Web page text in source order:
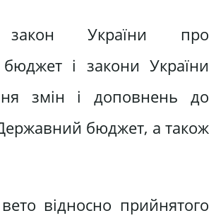
закон України про
і закони України
змін і доповнень до
бюджет, а також
відносно прийнятого